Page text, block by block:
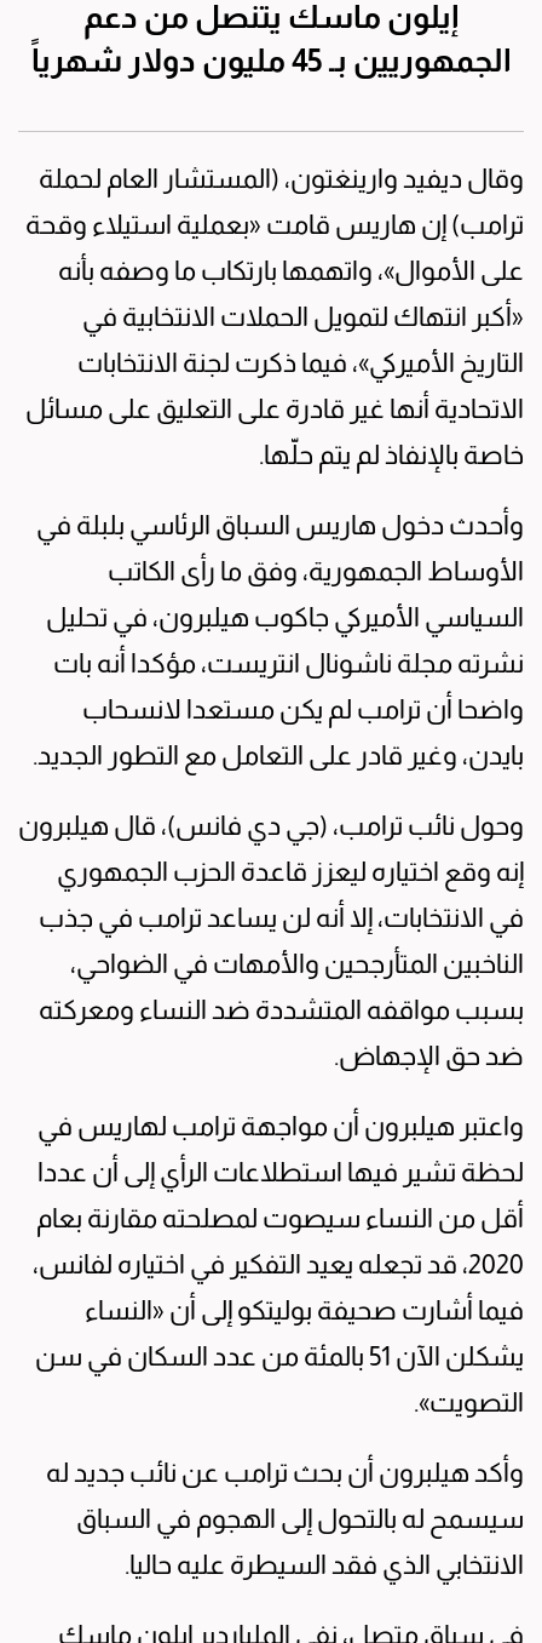
إيلون ماسك يتنصل من دعم
الجمهوريين بـ 45 مليون دولار شهرياً
وقال ديفيد وارينغتون، (المستشار العام لحملة
ترامب) إن هاريس قامت «بعملية استيلاء وقحة
على الأموال»، واتهمها بارتكاب ما وصفه بأنه
«أكبر انتهاك لتمويل الحملات الانتخابية في
التاريخ الأميركي»، فيما ذكرت لجنة الانتخابات
الاتحادية أنها غير قادرة على التعليق على مسائل
خاصة بالإنفاذ لم يتم حلّها.
وأحدث دخول هاريس السباق الرئاسي بلبلة في
الأوساط الجمهورية، وفق ما رأى الكاتب
السياسي الأميركي جاكوب هيلبرون، في تحليل
نشرته مجلة ناشونال انتريست، مؤكدا أنه بات
واضحا أن ترامب لم يكن مستعدا لانسحاب
بايدن، وغير قادر على التعامل مع التطور الجديد.
وحول نائب ترامب، (جي دي فانس)، قال هيلبرون
إنه وقع اختياره ليعزز قاعدة الحزب الجمهوري
في الانتخابات، إلا أنه لن يساعد ترامب في جذب
الناخبين المتأرجحين والأمهات في الضواحي،
بسبب مواقفه المتشددة ضد النساء ومعركته
ضد حق الإجهاض.
واعتبر هيلبرون أن مواجهة ترامب لهاريس في
لحظة تشير فيها استطلاعات الرأي إلى أن عددا
أقل من النساء سيصوت لمصلحته مقارنة بعام
2020، قد تجعله يعيد التفكير في اختياره لفانس،
فيما أشارت صحيفة بوليتكو إلى أن «النساء
يشكلن الآن 51 بالمئة من عدد السكان في سن
التصويت».
وأكد هيلبرون أن بحث ترامب عن نائب جديد له
سيسمح له بالتحول إلى الهجوم في السباق
الانتخابي الذي فقد السيطرة عليه حاليا.
في سياق متصل، نفى الملياردير إيلون ماسك